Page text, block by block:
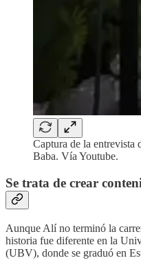
Captura de la
Baba. Vía Youtube.
Se trata de crear
Aunque Alí no terminó la
historia fue diferente en la
(UBV), donde se graduó en